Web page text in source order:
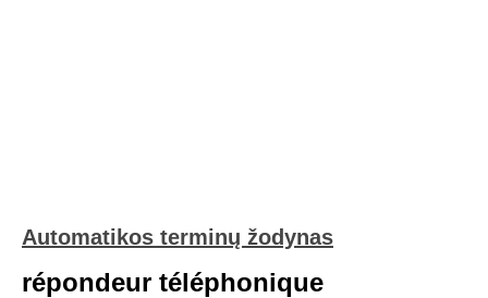
Automatikos terminų žodynas
répondeur téléphonique